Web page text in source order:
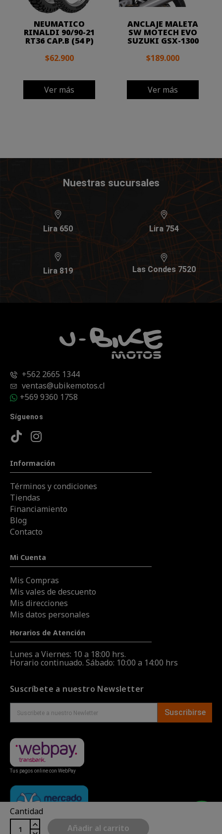
Cantidad
Añadir al carrito
NEUMATICO
RINALDI 90/90-21
RT36 CAP.B (54 P)
$62.900
Ver más
ANCLAJE MALETA
SW MOTECH EVO
SUZUKI GSX-1300
$189.000
Ver más
Nuestras sucursales
Lira 650 Lira 754
Lira 819 Las Condes 7520
+562 2665 1344
ventas@ubikemotos.cl
+569 9360 1758
Síguenos
Información
Términos y condiciones
Tiendas
Financiamiento
Blog
Contacto
Mi Cuenta
Mis Compras
Mis vales de descuento
Mis direcciones
Mis datos personales
Horarios de Atención
Lunes a Viernes: 10 a 18:00 hrs.
Horario continuado. Sábado: 10:00 a 14:00 hrs
Suscríbete a nuestro Newsletter
Suscribirse
Tus pagos online con WebPay